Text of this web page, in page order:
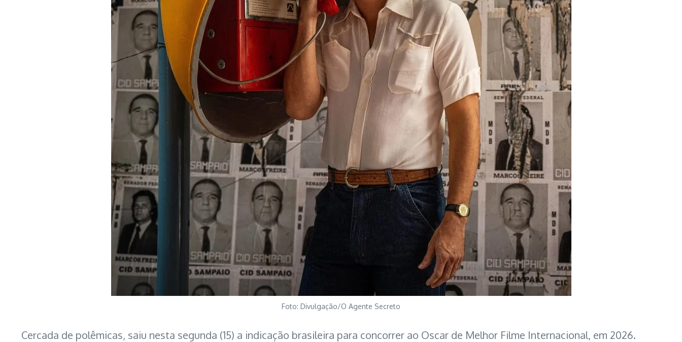
Foto: Divulgação/O Agente Secreto
Cercada de polêmicas, saiu nesta segunda (15) a indicação brasileira para concorrer ao Oscar de Melhor Filme Internacional, em 2026.